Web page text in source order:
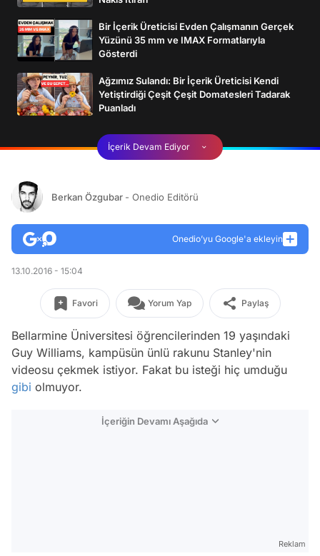
Bir İçerik Üreticisi Evden Çalışmanın Gerçek
Yüzünü 35 mm ve IMAX Formatlarıyla
Gösterdi
Ağzımız Sulandı: Bir İçerik Üreticisi Kendi
Yetiştirdiği Çeşit Çeşit Domatesleri Tadarak
Puanladı
İçerik Devam Ediyor
Berkan Özgubar - Onedio Editörü
Onedio’yu Google'a ekleyin
13.10.2016 - 15:04
Favori Yorum Yap Paylaş
Bellarmine Üniversitesi öğrencilerinden 19 yaşındaki
Guy Williams, kampüsün ünlü rakunu Stanley'nin
videosu çekmek istiyor. Fakat bu isteği hiç umduğu
gibi olmuyor.
İçeriğin Devamı Aşağıda
Reklam